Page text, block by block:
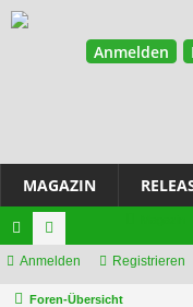
Anmelden
MAGAZIN
ch
ne
or
en
Anmelden Registrieren
Foren-Übersicht